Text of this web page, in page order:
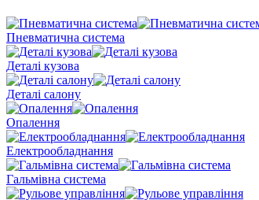
Пневматична система
Деталі кузова
Деталі салону
Опалення
Електрообладнання
Гальмівна система